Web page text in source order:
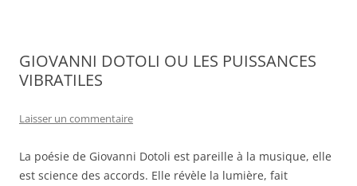
GIOVANNI DOTOLI OU LES PUISSANCES
VIBRATILES
Laisser un commentaire
La poésie de Giovanni Dotoli est pareille à la musique, elle
est science des accords. Elle révèle la lumière, fait